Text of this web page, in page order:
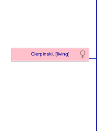
Cierpinski, [living]